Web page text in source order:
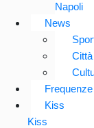
Napoli
News
Città
Frequenze
Kiss
Kiss